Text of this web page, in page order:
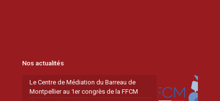
Nos actualités
Le Centre de Médiation du Barreau de
Montpellier au 1er congrès de la FFCM